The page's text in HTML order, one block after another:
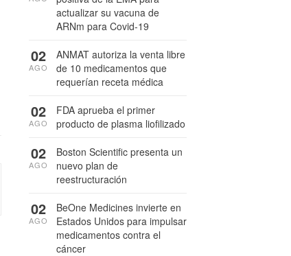
actualizar su vacuna de
ARNm para Covid-19
ANMAT autoriza la venta libre
de 10 medicamentos que
requerían receta médica
02
AGO
FDA aprueba el primer
producto de plasma liofilizado
02
AGO
Boston Scientific presenta un
nuevo plan de
reestructuración
02
AGO
BeOne Medicines invierte en
Estados Unidos para impulsar
medicamentos contra el
cáncer
02
AGO